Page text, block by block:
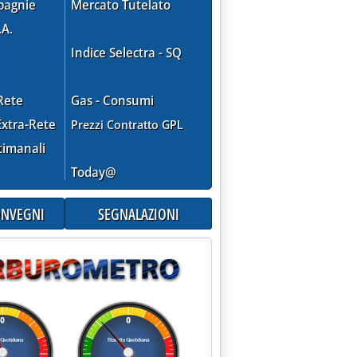
scoperta di gas e condensati nell'offshore della Libia'
della Louisiana
Rete
Mercato Tutelato
Indice Selectra - SQ
Gas - Consumi
Prezzi Contratto GPL
Today@
SEGNALAZIONI